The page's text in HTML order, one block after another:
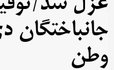
عزل شد/
وطن